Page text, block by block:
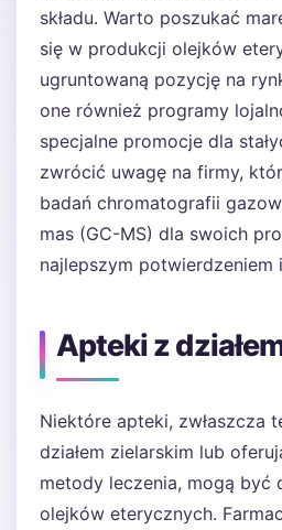
składu. Warto poszukać
się w produkcji olejków
ugruntowaną pozycję na
one również programy
specjalne promocje dla
zwrócić uwagę na firmy,
badań chromatografii
mas (GC-MS) dla swoich
najlepszym potwierdzeniem
Apteki z
Niektóre apteki, zwłaszcza
działem zielarskim lub
metody leczenia, mogą być
olejków eterycznych.